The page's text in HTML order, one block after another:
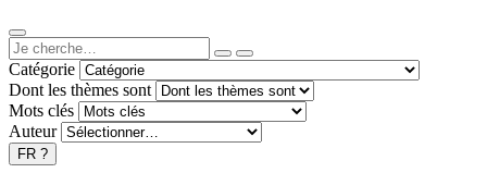
Catégorie
Dont les thèmes sont
Mots clés
Auteur
FR ?